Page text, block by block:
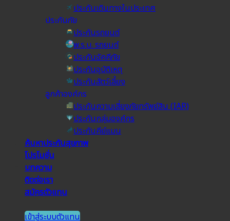
ประกันเดินทางในประเทศ
ประกันภัย
ประกันรถยนต์
พ.ร.บ. รถยนต์
ประกันอัคคีภัย
ประกันอุบัติเหตุ
ประกันสัตว์เลี้ยง
ลูกค้าองค์กร
ประกันความเสี่ยงภัยทรัพย์สิน (IAR)
ประกันกลุ่มองค์กร
ประกันคีย์แมน
ค้นหาประกันสุขภาพ
โปรโมชั่น
บทความ
ติดต่อเรา
สมัครตัวแทน
เข้าสู่ระบบตัวแทน